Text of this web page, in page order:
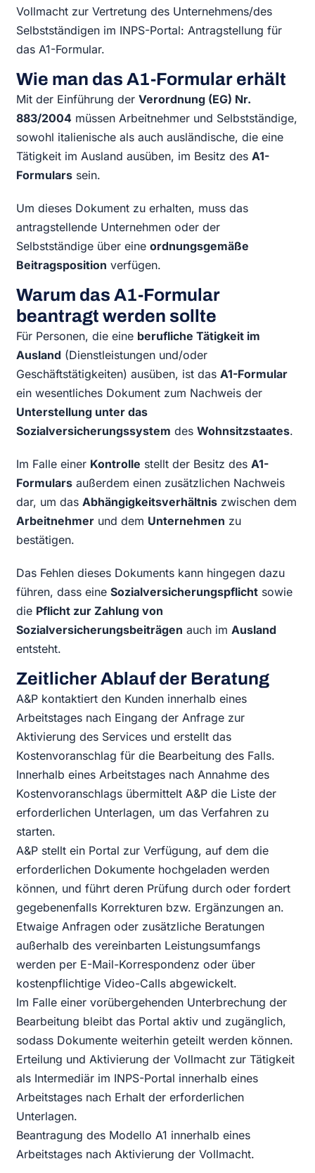
Vollmacht zur Vertretung des Unternehmens/des
Selbstständigen im INPS-Portal: Antragstellung für
das A1-Formular.
Wie man das A1-Formular erhält
Mit der Einführung derVerordnung (EG) Nr.
883/2004 müssen Arbeitnehmer und Selbstständige,
sowohl italienische als auch ausländische, die eine
Tätigkeit im Ausland ausüben, im Besitz desA1-
Formulars sein.
Um dieses Dokument zu erhalten, muss das
antragstellende Unternehmen oder der
Selbstständige über eineordnungsgemäße
Beitragsposition verfügen.
Warum das A1-Formular
beantragt werden sollte
Für Personen, die eine berufliche Tätigkeit im
Ausland (Dienstleistungen und/oder
Geschäftstätigkeiten) ausüben, ist dasA1-Formular
ein wesentliches Dokument zum Nachweis der
Unterstellung unter das
Sozialversicherungssystem desWohnsitzstaates.
Im Falle einer Kontrolle stellt der Besitz desA1-
Formulars außerdem einen zusätzlichen Nachweis
dar, um dasAbhängigkeitsverhältnis zwischen dem
Arbeitnehmer und dem Unternehmen zu
bestätigen.
Das Fehlen dieses Dokuments kann hingegen dazu
führen, dass eineSozialversicherungspflicht sowie
die Pflicht zur Zahlung von
Sozialversicherungsbeiträgen auch imAusland
entsteht.
Zeitlicher Ablauf der Beratung
A&P kontaktiert den Kunden innerhalb eines
Arbeitstages nach Eingang der Anfrage zur
Aktivierung des Services und erstellt das
Kostenvoranschlag für die Bearbeitung des Falls.
Innerhalb eines Arbeitstages nach Annahme des
Kostenvoranschlags übermittelt A&P die Liste der
erforderlichen Unterlagen, um das Verfahren zu
starten.
A&P stellt ein Portal zur Verfügung, auf dem die
erforderlichen Dokumente hochgeladen werden
können, und führt deren Prüfung durch oder fordert
gegebenenfalls Korrekturen bzw. Ergänzungen an.
Etwaige Anfragen oder zusätzliche Beratungen
außerhalb des vereinbarten Leistungsumfangs
werden per E-Mail-Korrespondenz oder über
kostenpflichtige Video-Calls abgewickelt.
Im Falle einer vorübergehenden Unterbrechung der
Bearbeitung bleibt das Portal aktiv und zugänglich,
sodass Dokumente weiterhin geteilt werden können.
Erteilung und Aktivierung der Vollmacht zur Tätigkeit
als Intermediär im INPS-Portal innerhalb eines
Arbeitstages nach Erhalt der erforderlichen
Unterlagen.
Beantragung des Modello A1 innerhalb eines
Arbeitstages nach Aktivierung der Vollmacht.